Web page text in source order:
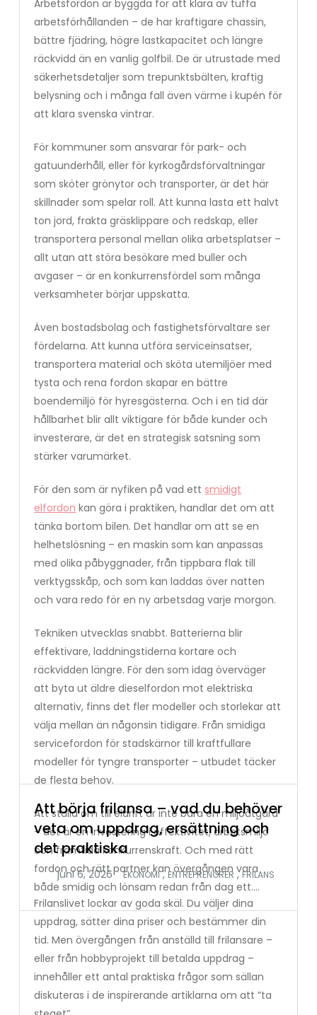
Arbetsfordon är byggda för att klara av tuffa
arbetsförhållanden – de har kraftigare chassin,
bättre fjädring, högre lastkapacitet och längre
räckvidd än en vanlig golfbil. De är utrustade med
säkerhetsdetaljer som trepunktsbälten, kraftig
belysning och i många fall även värme i kupén för
att klara svenska vintrar.
För kommuner som ansvarar för park- och
gatuunderhåll, eller för kyrkogårdsförvaltningar
som sköter grönytor och transporter, är det här
skillnader som spelar roll. Att kunna lasta ett halvt
ton jord, frakta gräsklippare och redskap, eller
transportera personal mellan olika arbetsplatser –
allt utan att störa besökare med buller och
avgaser – är en konkurrensfördel som många
verksamheter börjar uppskatta.
Även bostadsbolag och fastighetsförvaltare ser
fördelarna. Att kunna utföra serviceinsatser,
transportera material och sköta utemiljöer med
tysta och rena fordon skapar en bättre
boendemiljö för hyresgästerna. Och i en tid där
hållbarhet blir allt viktigare för både kunder och
investerare, är det en strategisk satsning som
stärker varumärket.
För den som är nyfiken på vad ett smidigt
elfordon kan göra i praktiken, handlar det om att
tänka bortom bilen. Det handlar om att se en
helhetslösning – en maskin som kan anpassas
med olika påbyggnader, från tippbara flak till
verktygsskåp, och som kan laddas över natten
och vara redo för en ny arbetsdag varje morgon.
Tekniken utvecklas snabbt. Batterierna blir
effektivare, laddningstiderna kortare och
räckvidden längre. För den som idag överväger
att byta ut äldre dieselfordon mot elektriska
alternativ, finns det fler modeller och storlekar att
välja mellan än någonsin tidigare. Från smidiga
servicefordon för stadskärnor till kraftfullare
modeller för tyngre transporter – utbudet täcker
de flesta behov.
Att ställa om till eldrift är inte bara en miljöåtgärd
– det är en investering i effektivitet, arbetsmiljö
och framtida konkurrenskraft. Och med rätt
fordon och rätt partner kan övergången vara
både smidig och lönsam redan från dag ett.…
Att börja frilansa – vad du behöver
veta om uppdrag, ersättning och
det praktiska
EKONOMI, ENTREPRENÖRER ,FRILANS
Frilanslivet lockar av goda skäl. Du väljer dina
uppdrag, sätter dina priser och bestämmer din
tid. Men övergången från anställd till frilansare –
eller från hobbyprojekt till betalda uppdrag –
innehåller ett antal praktiska frågor som sällan
diskuteras i de inspirerande artiklarna om att ”ta